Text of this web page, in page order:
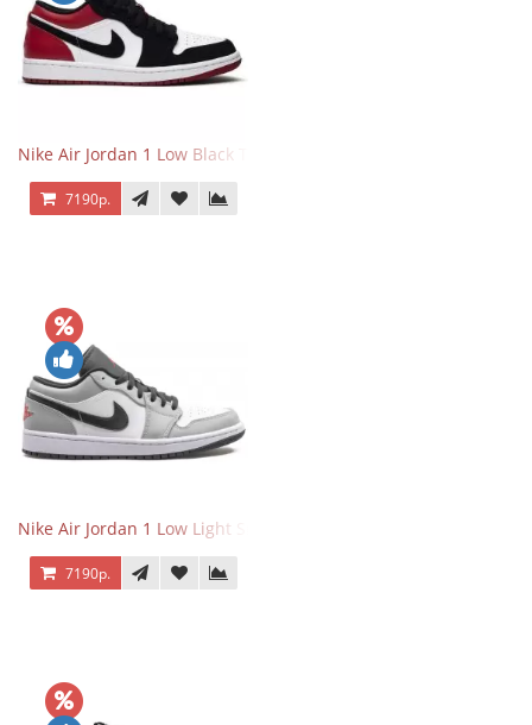
Nike Air Jordan 1 Low Black Toe
7190р.
Nike Air Jordan 1 Low Light Smoke Grey
7190р.